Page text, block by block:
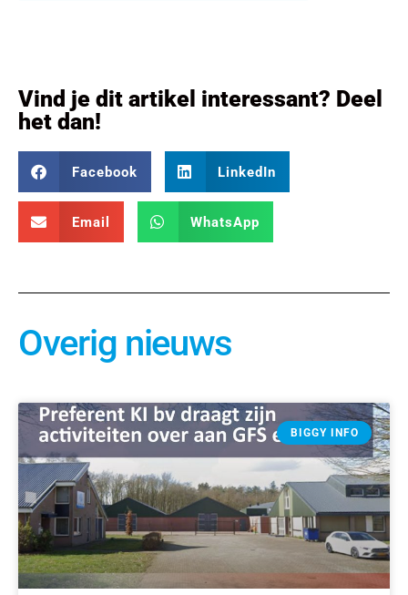
Vind je dit artikel interessant? Deel
het dan!
Facebook LinkedIn
Email WhatsApp
Overig nieuws
BIGGY INFO